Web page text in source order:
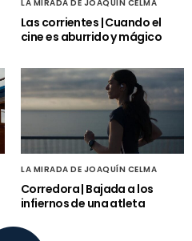
LA MIRADA DE JOAQUÍN CELMA
Las corrientes | Cuando el
cine es aburrido y mágico
LA MIRADA DE JOAQUÍN CELMA
Corredora | Bajada a los
infiernos de una atleta